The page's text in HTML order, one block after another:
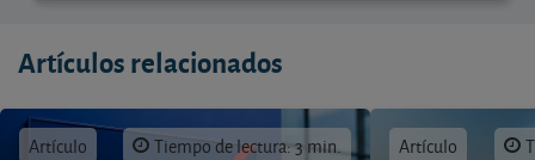
Artículos relacionados
Artículo Tiempo de lectura: 3 min. Artículo